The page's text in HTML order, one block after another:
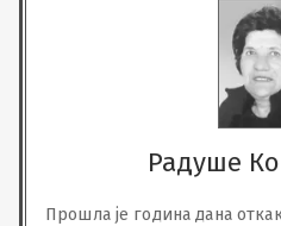
Радуше
Прошла је година дана